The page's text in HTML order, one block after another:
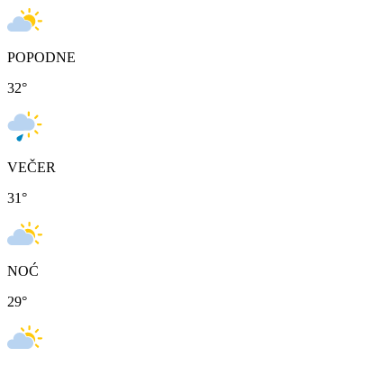
POPODNE
32°
VEČER
31°
NOĆ
29°